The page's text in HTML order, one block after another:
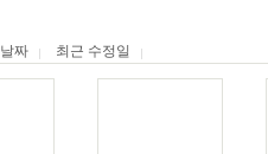
날짜 최근 수정일